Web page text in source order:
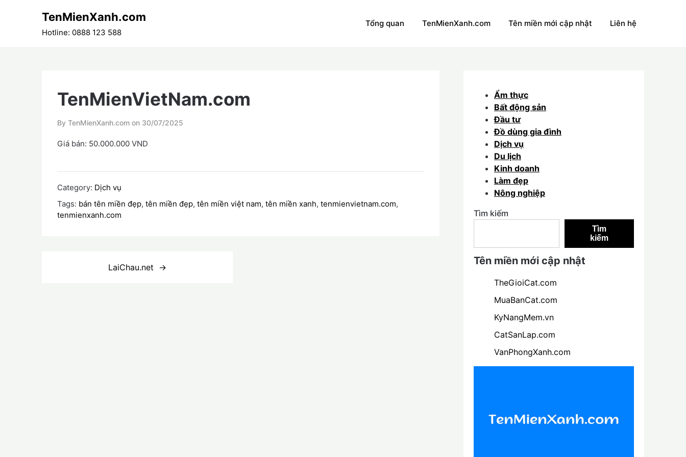
TenMienXanh.com
Hotline: 0888 123 588
Tổng quan TenMienXanh.com Tên miền mới cập nhật Liên hệ
TenMienVietNam.com
By TenMienXanh.com on 30/07/2025
Giá bán: 50.000.000 VND
Category: Dịch vụ
Tags: bán tên miền đẹp, tên miền đẹp, tên miền việt nam, tên miền xanh, tenmienvietnam.com,
tenmienxanh.com
LaiChau.net
Ẩm thực
Bất động sản
Đầu tư
Đồ dùng gia đình
Dịch vụ
Du lịch
Kinh doanh
Làm đẹp
Nông nghiệp
Tìm kiếm
Tìm
kiếm
Tên miền mới cập nhật
TheGioiCat.com
MuaBanCat.com
KyNangMem.vn
CatSanLap.com
VanPhongXanh.com